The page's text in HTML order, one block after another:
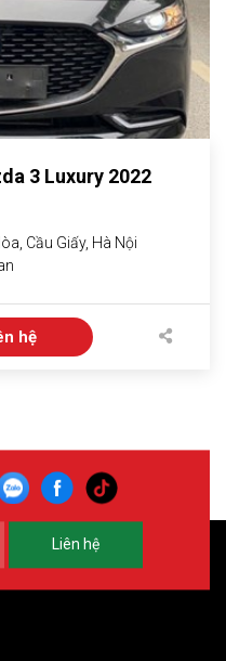
3 Luxury 2022
Cầu Giấy, Hà Nội
hệ
Liên hệ